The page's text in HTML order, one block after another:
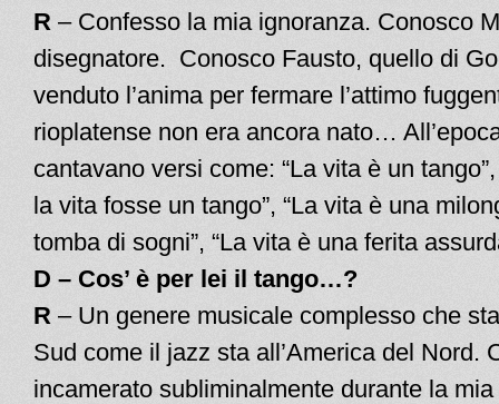
R – Confesso la mia ignoranza. Conosco
disegnatore. Conosco Fausto, quello di
venduto l’anima per fermare l’attimo
rioplatense non era ancora nato…
cantavano versi come: “La vita è un
la vita fosse un tango”, “La vita è una
tomba di sogni”, “La vita è una ferita
D – Cos’ è per lei il tango…?
R – Un genere musicale complesso che
Sud come il jazz sta all’America del Nord.
incamerato subliminalmente durante la